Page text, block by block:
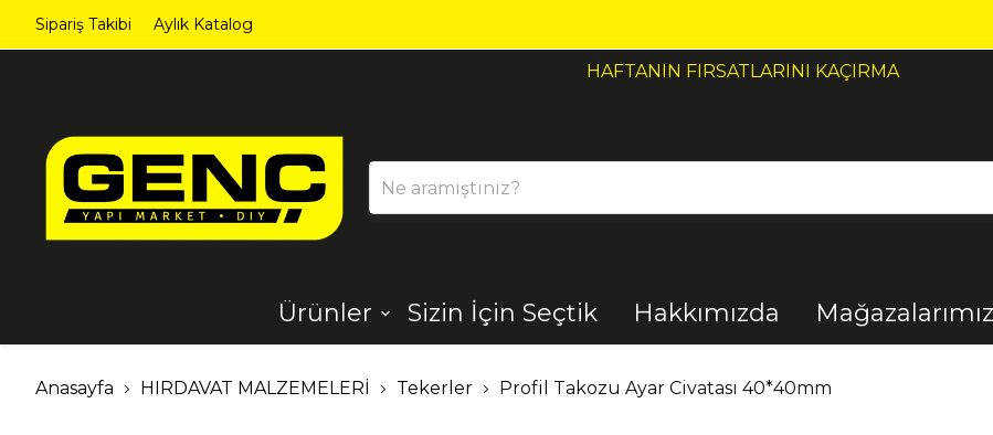
Sipariş Takibi Aylık Katalog
HAFTANIN FIRSATLARINI KAÇIRMA
Ürünler
Ahşap Aydınlatma Bahçe Banyo
Sizin İçin Seçtik Hakkımızda Mağazalarımız
Anasayfa HIRDAVAT MALZEMELERİ Tekerler Profil Takozu Ayar Civatası 40*40mm